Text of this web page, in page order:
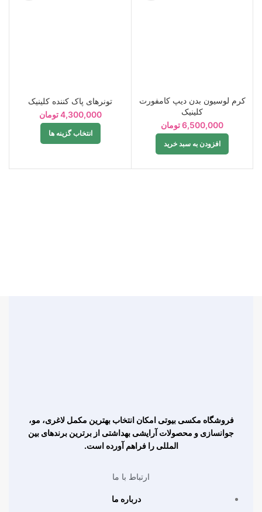
کرم لوسیون بدن دیپ کامفورت
کلینیک
6,500,000تومان
افزودن به سبد خرید
تونرهای پاک کننده کلینیک
4,300,000 تومان
انتخاب گزینه ها
فروشگاه مکسی بیوتی امکان انتخاب بهترین مکمل لاغری، مو،
جوانسازی و محصولات آرایشی بهداشتی از برترین برندهای بین
المللی را فراهم آورده است.
ارتباط با ما
درباره ما